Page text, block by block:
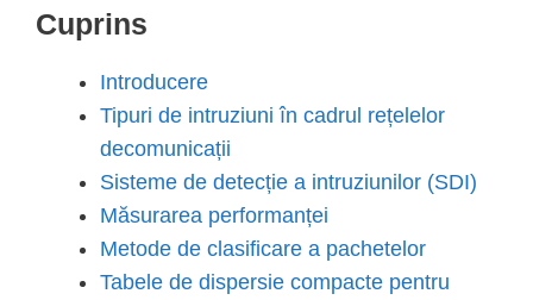
Cuprins
Introducere
Tipuri de intruziuni în cadrul rețelelor
decomunicații
Sisteme de detecție a intruziunilor (SDI)
Măsurarea performanței
Metode de clasificare a pachetelor
Tabele de dispersie compacte pentru